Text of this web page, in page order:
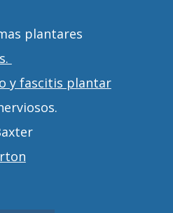
plantares
y fascitis plantar